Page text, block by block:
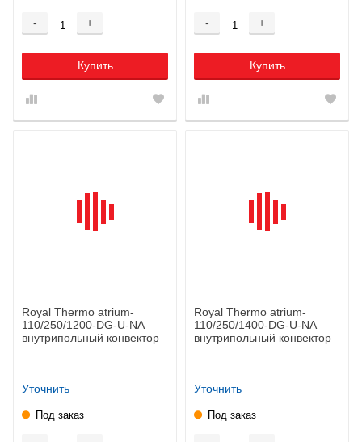
- +
Купить
- +
Купить
Royal Thermo atrium-
110/250/1200-DG-U-NA
внутрипольный конвектор
Уточнить
Под заказ
Royal Thermo atrium-
110/250/1400-DG-U-NA
внутрипольный конвектор
Уточнить
Под заказ